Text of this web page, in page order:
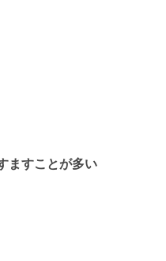
ますことが多い